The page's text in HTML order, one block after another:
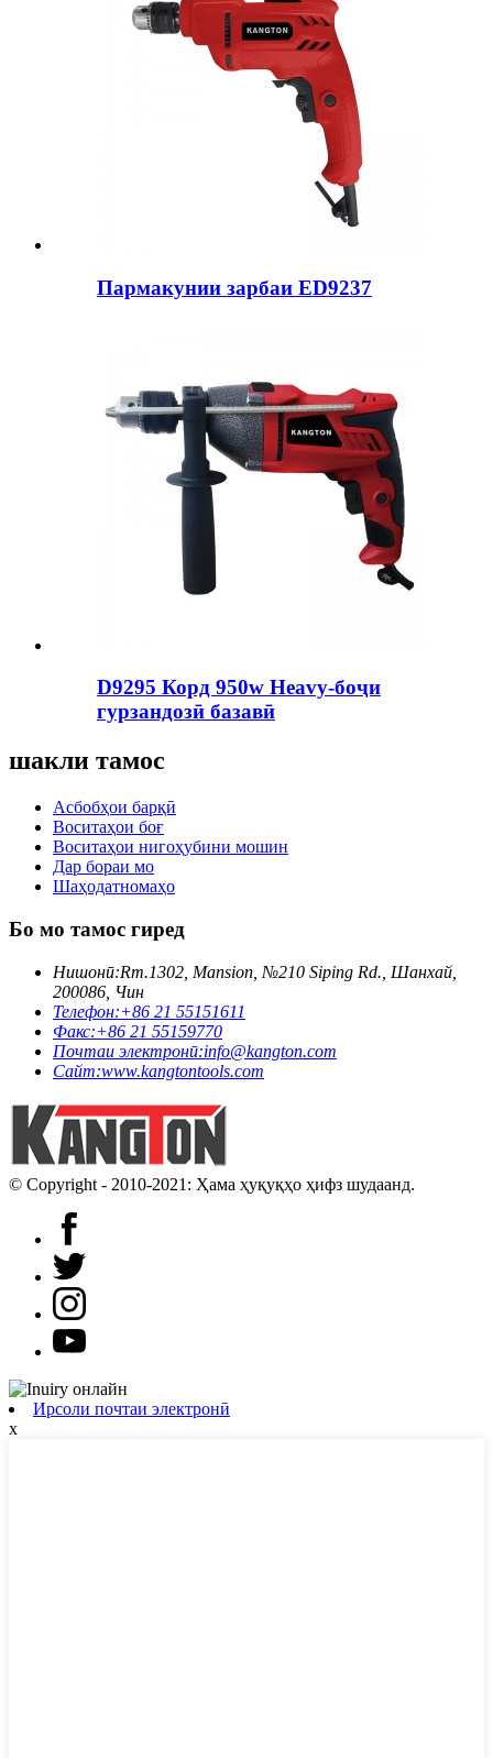
Пармакунии зарбаи ED9237
D9295 Корд 950w Heavy-боҷи
гурзандозӣ базавӣ
шакли тамос
Асбобҳои барқӣ
Воситаҳои боғ
Воситаҳои нигоҳубини мошин
Дар бораи мо
Шаҳодатномаҳо
Бо мо тамос гиред
Нишонӣ:Rm.1302, Mansion, №210 Siping Rd., Шанхай,
200086, Чин
Телефон:+86 21 55151611
Факс:+86 21 55159770
Почтаи электронӣ:info@kangton.com
Сайт:www.kangtontools.com
© Copyright - 2010-2021: Ҳама ҳуқуқҳо ҳифз шудаанд.
Ирсоли почтаи электронӣ
x